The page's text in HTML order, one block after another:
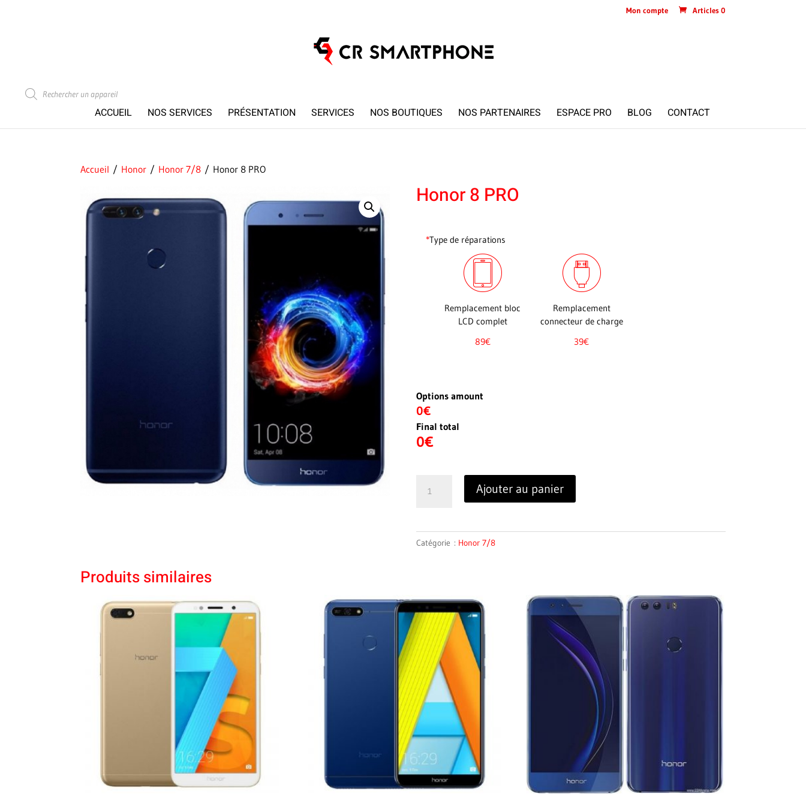
Mon compte Articles 0
Recherche
de
ACCUEIL NOS SERVICES PRÉSENTATION SERVICES NOS BOUTIQUES NOS PARTENAIRES ESPACE PRO BLOG CONTACT
Accueil / Honor / Honor 7/8 / Honor 8 PRO
Honor 8 PRO
*Type de réparations
Remplacement bloc
LCD complet
89€
Remplacement
connecteur de charge
39€
Options amount
0€
Final total
0€
PRO
Ajouter au panier
Catégorie : Honor 7/8
Produits similaires